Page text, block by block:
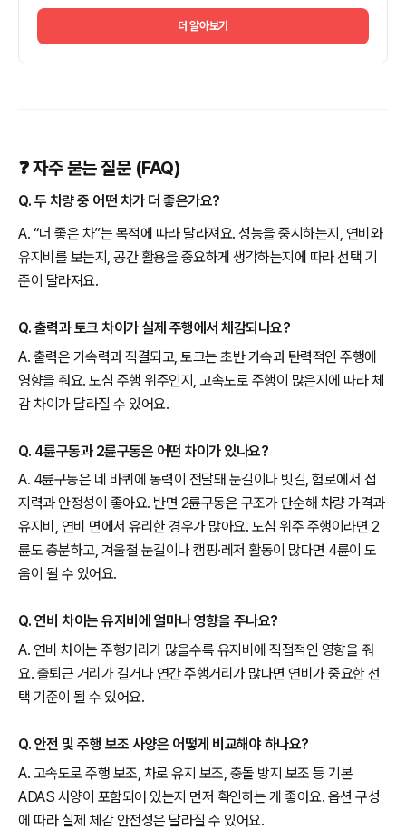
더 알아보기
❓ 자주 묻는 질문 (FAQ)
Q. 두 차량 중 어떤 차가 더 좋은가요?
A. “더 좋은 차”는 목적에 따라 달라져요. 성능을 중시하는지, 연비와
유지비를 보는지, 공간 활용을 중요하게 생각하는지에 따라 선택 기
준이 달라져요.
Q. 출력과 토크 차이가 실제 주행에서 체감되나요?
A. 출력은 가속력과 직결되고, 토크는 초반 가속과 탄력적인 주행에
영향을 줘요. 도심 주행 위주인지, 고속도로 주행이 많은지에 따라 체
감 차이가 달라질 수 있어요.
Q. 4륜구동과 2륜구동은 어떤 차이가 있나요?
A. 4륜구동은 네 바퀴에 동력이 전달돼 눈길이나 빗길, 험로에서 접
지력과 안정성이 좋아요. 반면 2륜구동은 구조가 단순해 차량 가격과
유지비, 연비 면에서 유리한 경우가 많아요. 도심 위주 주행이라면 2
륜도 충분하고, 겨울철 눈길이나 캠핑·레저 활동이 많다면 4륜이 도
움이 될 수 있어요.
Q. 연비 차이는 유지비에 얼마나 영향을 주나요?
A. 연비 차이는 주행거리가 많을수록 유지비에 직접적인 영향을 줘
요. 출퇴근 거리가 길거나 연간 주행거리가 많다면 연비가 중요한 선
택 기준이 될 수 있어요.
Q. 안전 및 주행 보조 사양은 어떻게 비교해야 하나요?
A. 고속도로 주행 보조, 차로 유지 보조, 충돌 방지 보조 등 기본
ADAS 사양이 포함되어 있는지 먼저 확인하는 게 좋아요. 옵션 구성
에 따라 실제 체감 안전성은 달라질 수 있어요.